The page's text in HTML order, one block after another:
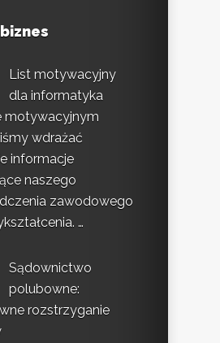
List motywacyjny
dla informatyka
motywacyjnym
wdrażać
informacje
naszego
zawodowego
…
Sądownictwo
polubowne:
rozstrzyganie